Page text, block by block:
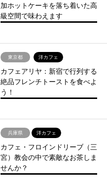
加ホットケーキを落ち着いた高
級空間で味わえます
東京都 洋カフェ
カフェアリヤ：新宿で行列する
絶品フレンチトーストを食べよ
う！
兵庫県 洋カフェ
カフェ・フロインドリーブ（三
宮）教会の中で素敵なお茶しま
せんか？